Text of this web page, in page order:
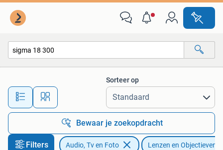
Alle afstanden…
Sorteer op
Bewaar je zoekopdracht
Filters Audio, Tv en Foto Lenzen en Objectieven